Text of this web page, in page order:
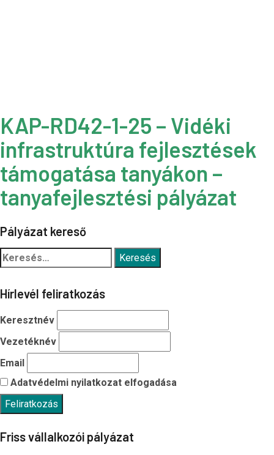
KAP-RD42-1-25 – Vidéki
infrastruktúra fejlesztések
támogatása tanyákon –
tanyafejlesztési pályázat
Pályázat kereső
Keresés:
Hírlevél feliratkozás
Keresztnév
Vezetéknév
Email
Adatvédelmi nyilatkozat elfogadása
Friss vállalkozói pályázat